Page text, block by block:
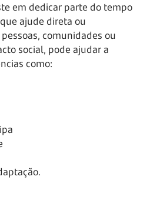
em dedicar parte do tempo
ajude direta ou
comunidades ou
social, pode ajudar a
como: